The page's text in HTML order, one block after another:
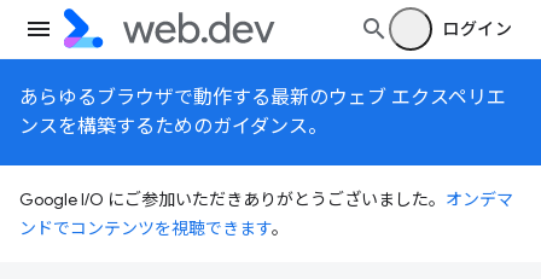
ログイン
あらゆるブラウザで動作する最新のウェブ エクスペリエ
ンスを構築するためのガイダンス。
Google I/O にご参加いただきありがとうございました。 オンデマ
ンドでコンテンツを視聴できます。